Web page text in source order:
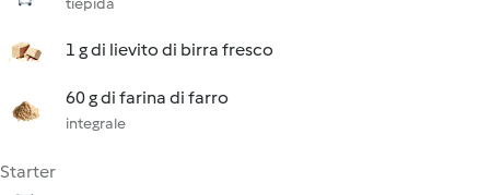
tiepida
1 g di lievito di birra fresco
60 g di farina di farro
integrale
Starter